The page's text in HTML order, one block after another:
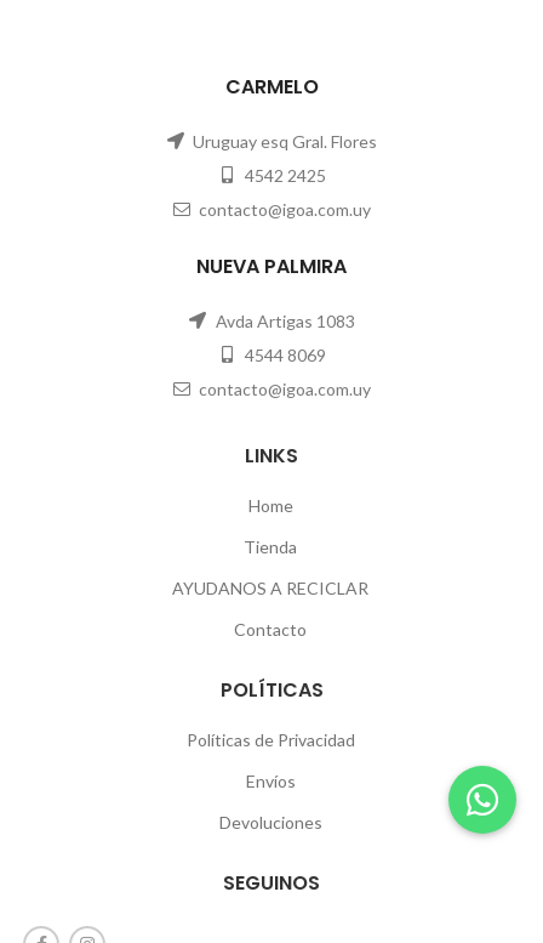
CARMELO
Uruguay esq Gral. Flores
4542 2425
contacto@igoa.com.uy
NUEVA PALMIRA
Avda Artigas 1083
4544 8069
contacto@igoa.com.uy
LINKS
Home
Tienda
AYUDANOS A RECICLAR
Contacto
POLÍTICAS
Políticas de Privacidad
Envíos
Devoluciones
SEGUINOS